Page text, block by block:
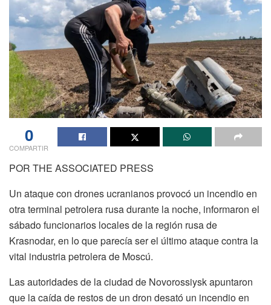
0
COMPARTIR
POR THE ASSOCIATED PRESS
Un ataque con drones ucranianos provocó un incendio en
otra terminal petrolera rusa durante la noche, informaron el
sábado funcionarios locales de la región rusa de
Krasnodar, en lo que parecía ser el último ataque contra la
vital industria petrolera de Moscú.
Las autoridades de la ciudad de Novorossiysk apuntaron
que la caída de restos de un dron desató un incendio en